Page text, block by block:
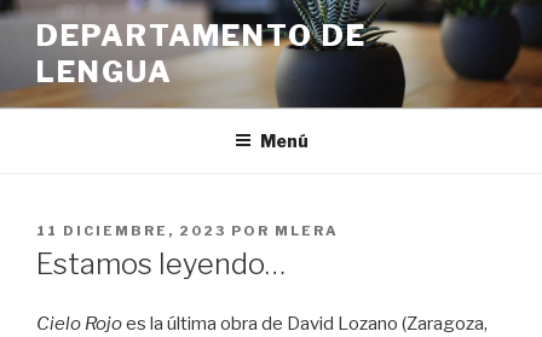
Ir
contenido
DEPARTAMENTO DE
LENGUA
Menú
PUBLICADO
EN
11 DICIEMBRE, 2023 POR MLERA
Estamos leyendo…
Cielo Rojoes la última obra de David Lozano (Zaragoza,